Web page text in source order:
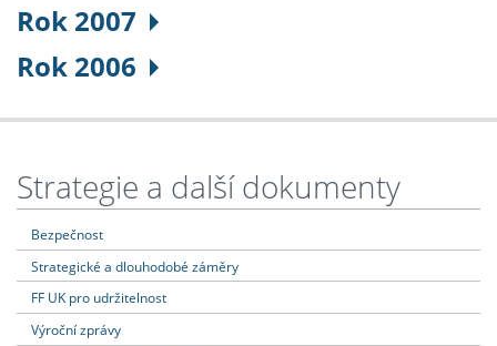
Rok 2007
Rok 2006
Strategie a další dokumenty
Bezpečnost
Strategické a dlouhodobé záměry
FF UK pro udržitelnost
Výroční zprávy